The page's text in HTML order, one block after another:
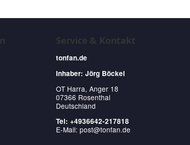
Service & Kontakt
tonfan.de
Inhaber: Jörg Böckel
OT Harra, Anger 18
07366 Rosenthal
Deutschland
Tel: +4936642-217818
E-Mail: post@tonfan.de